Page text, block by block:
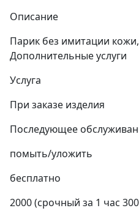
Описание
Парик без имитации кожи,
Дополнительные услуги
Услуга
При заказе изделия
Последующее
помыть/уложить
бесплатно
2000 (срочный за 1 час